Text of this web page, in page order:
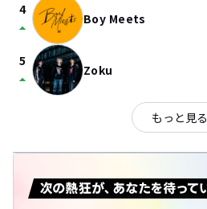
4
arrow_drop_up Boy Meets
5
arrow_drop_up Zoku
もっと見る